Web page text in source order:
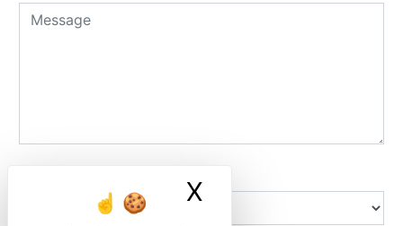
X Masquer le